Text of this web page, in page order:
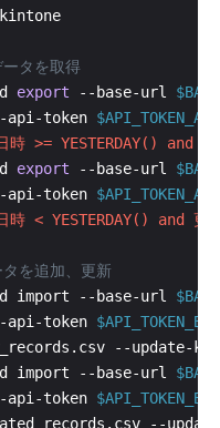
タを取得
export --base-url
api-token $API_TOKEN_A
時 >= YESTERDAY() and
export --base-url
api-token $API_TOKEN_A
時 < YESTERDAY() and 更
を追加、更新
import --base-url
api-token $API_TOKEN_B
--update-
import --base-url
api-token $API_TOKEN_B
--